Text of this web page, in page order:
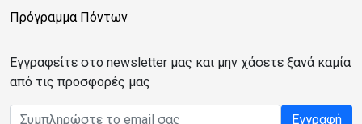
Πρόγραμμα Πόντων
Εγγραφείτε στο newsletter μας και μην χάσετε ξανά καμία
από τις προσφορές μας
Email address Εγγραφή